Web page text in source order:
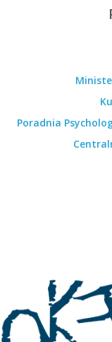
Poradnia